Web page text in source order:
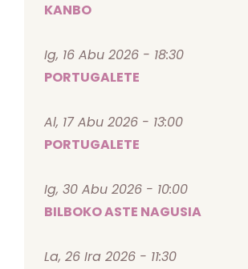
KANBO
Ig, 16 Abu 2026 - 18:30
PORTUGALETE
Al, 17 Abu 2026 - 13:00
PORTUGALETE
Ig, 30 Abu 2026 - 10:00
BILBOKO ASTE NAGUSIA
La, 26 Ira 2026 - 11:30